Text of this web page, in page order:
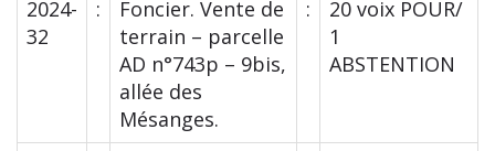
2024-
32
:
Foncier. Vente de
terrain – parcelle
AD n°743p – 9bis,
allée des
Mésanges.
:
20 voix POUR/
1
ABSTENTION